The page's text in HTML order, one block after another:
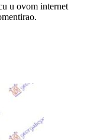
u ovom internet